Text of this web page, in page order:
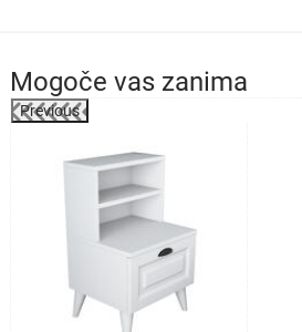
Mogoče vas zanima
Previous